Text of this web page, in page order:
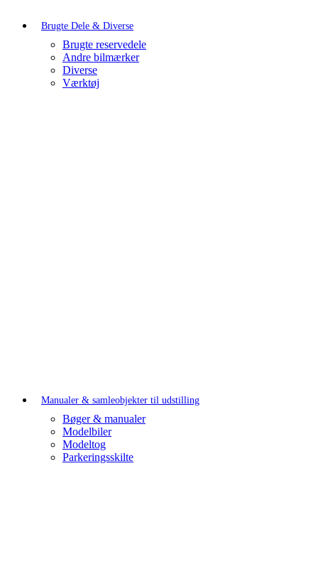
Brugte Dele & Diverse
Brugte reservedele
Andre bilmærker
Diverse
Værktøj
Manualer & samleobjekter til udstilling
Bøger & manualer
Modelbiler
Modeltog
Parkeringsskilte